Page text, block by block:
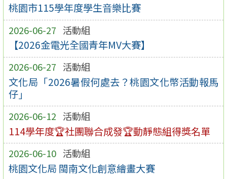
桃園市115學年度學生音樂比賽
2026-06-27 活動組
【2026金電光全國青年MV大賽】
2026-06-27 活動組
文化局「2026暑假何處去？桃園文化幣活動報馬
仔」
2026-06-12 活動組
114學年度🏆社團聯合成發🏆動靜態組得獎名單
2026-06-10 活動組
桃園文化局 閩南文化創意繪畫大賽